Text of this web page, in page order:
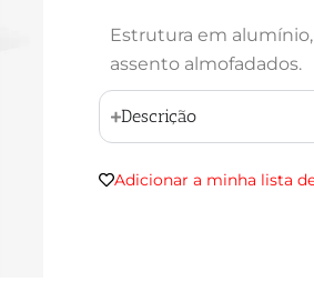
Estrutura em
assento almofadados.
Descrição
Adicionar a minha lista